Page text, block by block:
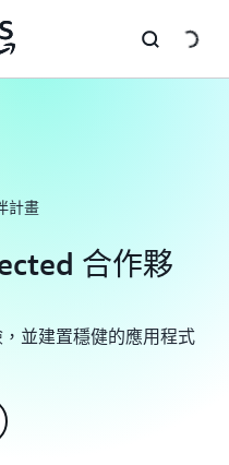
計畫
合作夥
並建置穩健的應用程式